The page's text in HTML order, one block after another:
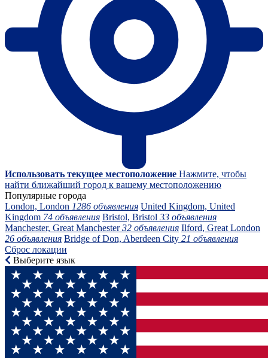
Использовать текущее местоположение Нажмите, чтобы
найти ближайший город к вашему местоположению
Популярные города
London, London 1286 объявления United Kingdom, United
Kingdom 74 объявления Bristol, Bristol 33 объявления
Manchester, Great Manchester32 объявления Ilford, Great London
26 объявления Bridge of Don, Aberdeen City 21 объявления
Сброс локации
Выберите язык